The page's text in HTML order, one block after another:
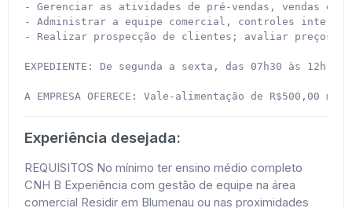
- Gerenciar as atividades de pré-vendas, vendas e
- Administrar a equipe comercial, controles
- Realizar prospecção de clientes; avaliar preços,
EXPEDIENTE: De segunda a sexta, das 07h30 às 12h e
A EMPRESA OFERECE: Vale-alimentação de
Experiência desejada:
REQUISITOS No mínimo ter ensino médio completo
CNH B Experiência com gestão de equipe na área
comercial Residir em Blumenau ou nas proximidades